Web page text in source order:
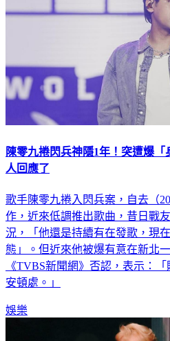
陳零九捲閃兵神隱1年！突遭爆
人回應了
歌手陳零九捲入閃兵案，自去（
作，近來低調推出歌曲，昔日戰
況，「他還是持續有在發歌，現
態」。但近來他被爆有意在新北
《TVBS新聞網》否認，表示：
安頓處。」
娛樂